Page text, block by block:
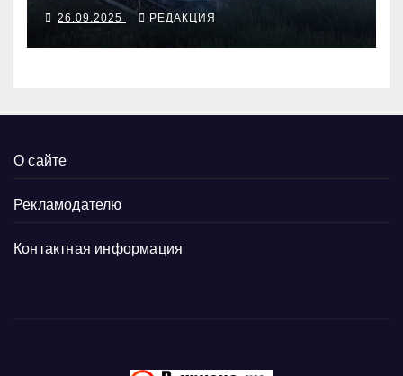
26.09.2025 РЕДАКЦИЯ
О сайте
Рекламодателю
Контактная информация